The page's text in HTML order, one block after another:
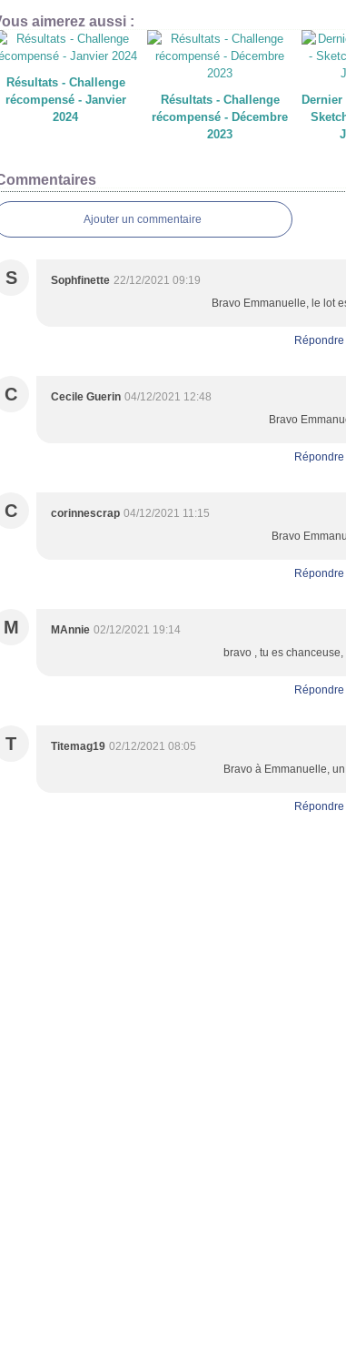
aimerez aussi :
Résultats - Challenge
récompensé - Janvier
2024
Résultats - Challenge
récompensé - Décembre
2023
Ajouter un commentaire
S Sophfinette 22/12/2021 09:19
Bravo Emmanuelle, le lot
Répondre
C Cecile Guerin 04/12/2021 12:48
Bravo
Répondre
C corinnescrap 04/12/2021 11:15
Bravo
Répondre
M MAnnie 02/12/2021 19:14
bravo , tu es
Répondre
T Titemag19 02/12/2021 08:05
Bravo à Emmanuelle,
Répondre